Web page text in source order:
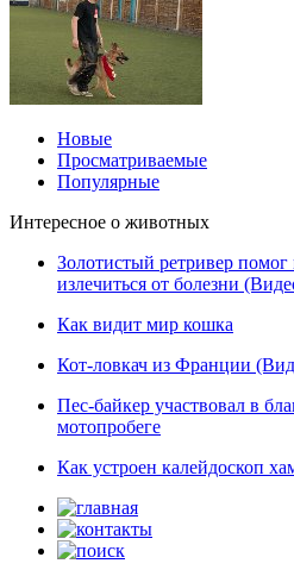
Новые
Просматриваемые
Популярные
Интересное о животных
Золотистый ретривер помог
излечиться от болезни
Как видит мир кошка
Кот-ловкач из Франции
Пес-байкер участвовал в
мотопробеге
Как устроен калейдоскоп